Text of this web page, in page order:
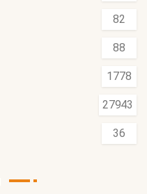
82
88
1778
27943
36